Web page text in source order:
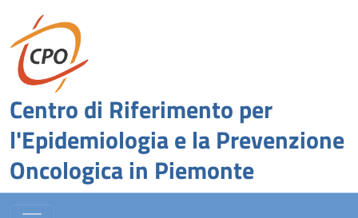
Centro di Riferimento per
l'Epidemiologia e la Prevenzione
Oncologica in Piemonte